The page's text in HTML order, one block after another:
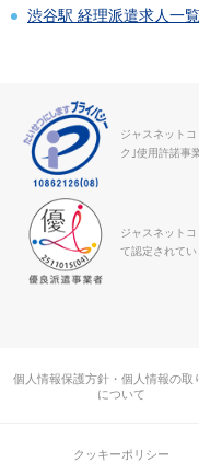
渋谷駅 経理派遣求人一覧
ジャスネット
ク｣使用許諾事
ジャスネット
て認定されてい
個人情報保護方針・個人情報の取
について
クッキーポリシー